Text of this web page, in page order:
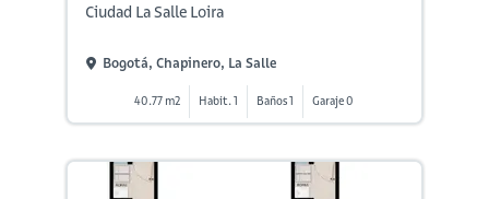
Ciudad La Salle Loira
Bogotá, Chapinero, La Salle
40.77 m2 Habit. 1 Baños 1 Garaje 0